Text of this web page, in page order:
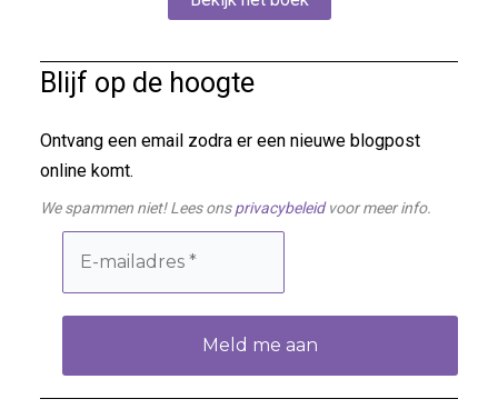
Blijf op de hoogte
Ontvang een email zodra er een nieuwe blogpost
online komt.
We spammen niet! Lees onsprivacybeleidvoor meer info.